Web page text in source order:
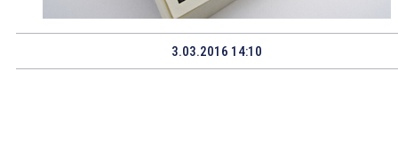
3.03.2016 14:10